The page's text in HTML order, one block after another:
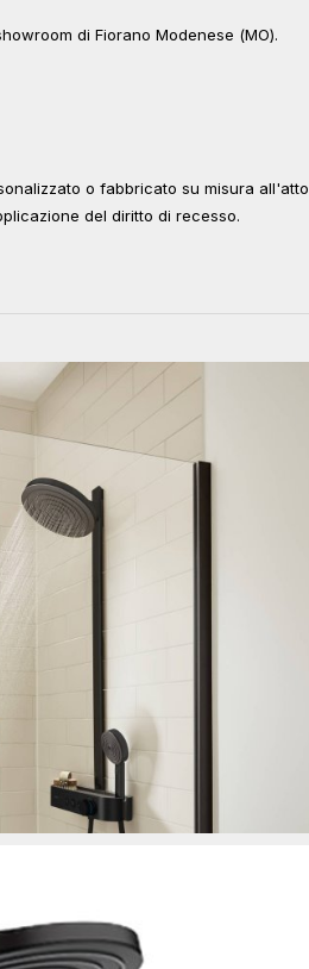
di Fiorano Modenese (MO).
o fabbricato su misura all'atto
del diritto di recesso.